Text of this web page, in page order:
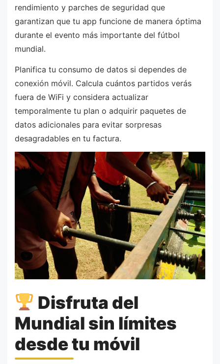
rendimiento y parches de seguridad que
garantizan que tu app funcione de manera óptima
durante el evento más importante del fútbol
mundial.
Planifica tu consumo de datos si dependes de
conexión móvil. Calcula cuántos partidos verás
fuera de WiFi y considera actualizar
temporalmente tu plan o adquirir paquetes de
datos adicionales para evitar sorpresas
desagradables en tu factura.
Disfruta del
Mundial sin límites
desde tu móvil